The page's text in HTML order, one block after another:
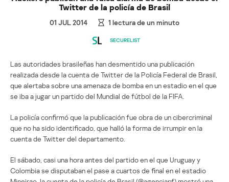
Twitter de la policía de Brasil
01 JUL 2014 1 lectura de un minuto
SECURELIST
Las autoridades brasileñas han desmentido una publicación
realizada desde la cuenta de Twitter de la Policía Federal de Brasil,
que alertaba sobre una amenaza de bomba en un estadio en el que
se iba a jugar un partido del Mundial de fútbol de la FIFA.
La policía confirmó que la publicación fue obra de un cibercriminal
que no ha sido identificado, que halló la forma de irrumpir en la
cuenta de Twitter del departamento.
El sábado, casi una hora antes del partido en el que Uruguay y
Colombia se disputaban el pase a cuartos de final en el estadio